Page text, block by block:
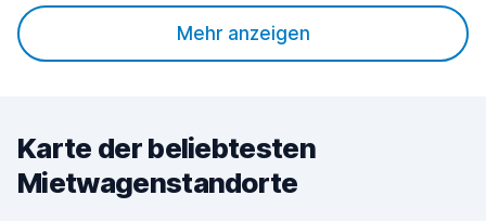
Mehr anzeigen
Karte der beliebtesten
Mietwagenstandorte